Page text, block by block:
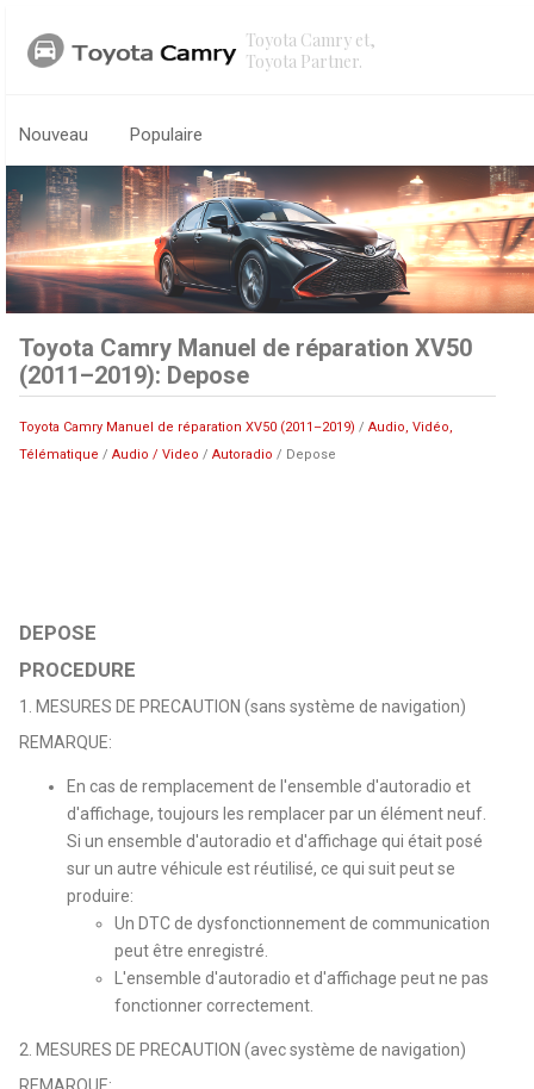
Toyota Camry et,
Toyota Partner.
Nouveau Populaire
Toyota Camry Manuel de réparation XV50
(2011–2019): Depose
Toyota Camry Manuel de réparation XV50 (2011–2019) /Audio, Vidéo,
Télématique /Audio / Video /Autoradio / Depose
DEPOSE
PROCEDURE
1. MESURES DE PRECAUTION (sans système de navigation)
REMARQUE:
En cas de remplacement de l'ensemble d'autoradio et
d'affichage, toujours les remplacer par un élément neuf.
Si un ensemble d'autoradio et d'affichage qui était posé
sur un autre véhicule est réutilisé, ce qui suit peut se
produire:
Un DTC de dysfonctionnement de communication
peut être enregistré.
L'ensemble d'autoradio et d'affichage peut ne pas
fonctionner correctement.
2. MESURES DE PRECAUTION (avec système de navigation)
REMARQUE: